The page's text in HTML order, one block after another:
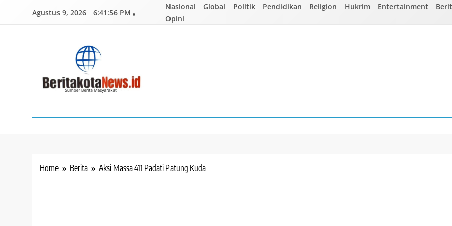
Agustus 9, 2026 6:41:57 PM
Nasional Global Politik Pendidikan Religion Hukrim Entertainment
Opini
Home Berita Aksi Massa 411 Padati Patung Kuda